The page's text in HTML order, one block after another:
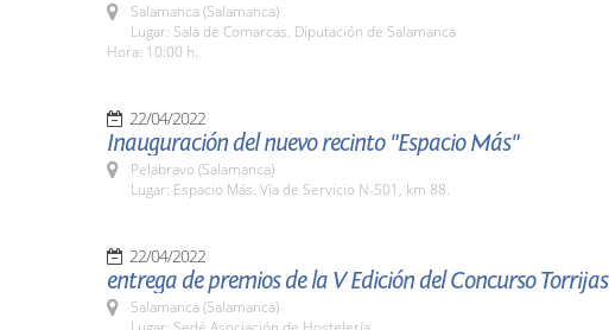
Salamanca (Salamanca)
Lugar: Sala de Comarcas. Diputación de Salamanca
Hora: 10:00 h.
22/04/2022
Inauguración del nuevo recinto "Espacio Más"
Pelabravo (Salamanca)
Lugar: Espacio Más. Vía de Servicio N-501, km 88.
22/04/2022
entrega de premios de la V Edición del Concurso Torrijas
Salamanca (Salamanca)